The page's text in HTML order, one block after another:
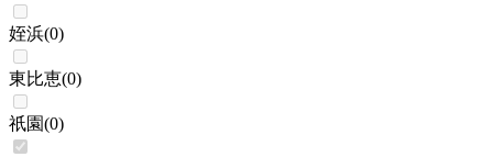
姪浜(0)
東比恵(0)
祇園(0)